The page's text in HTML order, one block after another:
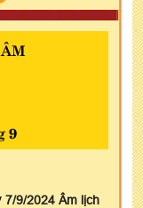
9
7/9/2024 Âm lịch